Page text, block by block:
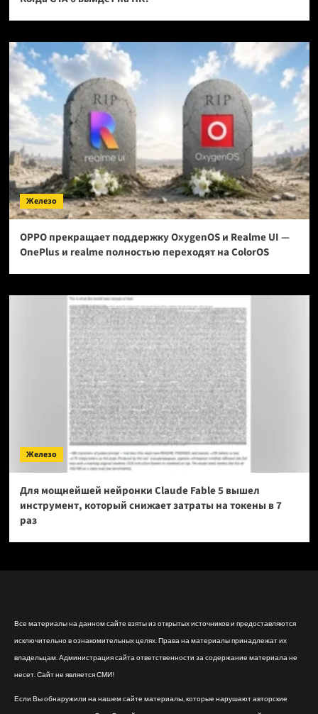
Железо
OPPO прекращает поддержку OxygenOS и Realme UI —
OnePlus и realme полностью переходят на ColorOS
Железо
Для мощнейшей нейронки Claude Fable 5 вышел
инструмент, который снижает затраты на токены в 7
раз
Все материалы на данном сайте взяты из открытых источников и предоставляются
исключительно в ознакомительных целях. Права на материалы принадлежат их
владельцам. Администрация сайта ответственности за содержание материала не
несет. Сайт не является СМИ!
Если Вы обнаружили на нашем сайте материалы, которые нарушают авторские